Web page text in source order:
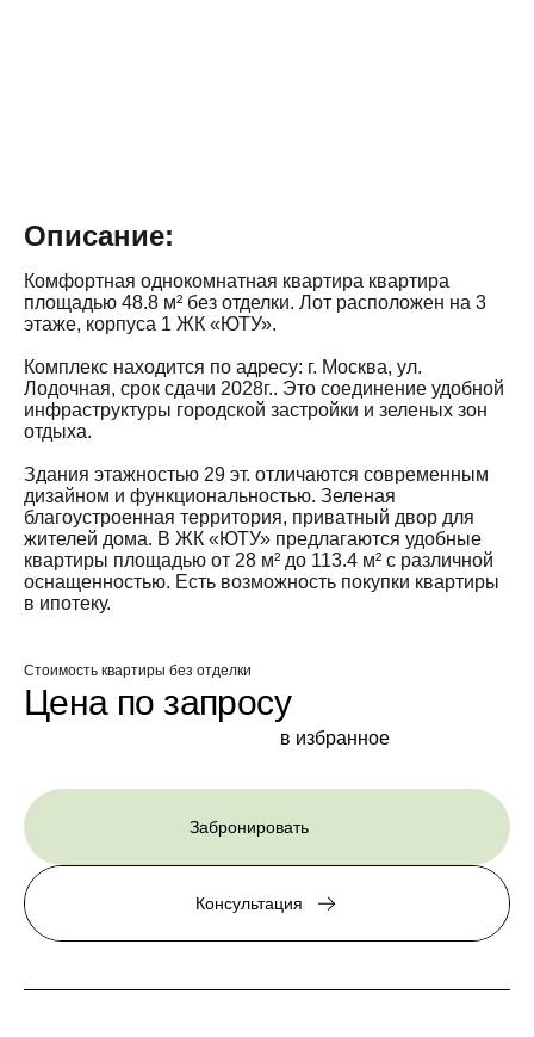
Описание:
Комфортная однокомнатная квартира квартира
площадью 48.8 м² без отделки. Лот расположен на 3
этаже, корпуса 1 ЖК «ЮТУ».
Комплекс находится по адресу: г. Москва, ул.
Лодочная, срок сдачи 2028г.. Это соединение удобной
инфраструктуры городской застройки и зеленых зон
отдыха.
Здания этажностью 29 эт. отличаются современным
дизайном и функциональностью. Зеленая
благоустроенная территория, приватный двор для
жителей дома. В ЖК «ЮТУ» предлагаются удобные
квартиры площадью от 28 м² до 113.4 м² с различной
оснащенностью. Есть возможность покупки квартиры
в ипотеку.
Стоимость квартиры без отделки
Цена по запросу
в избранное
Забронировать
Консультация